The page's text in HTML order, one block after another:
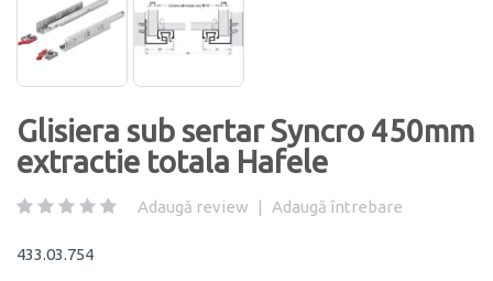
Glisiera sub sertar Syncro 450mm
extractie totala Hafele
Adaugă review | Adaugă întrebare
433.03.754